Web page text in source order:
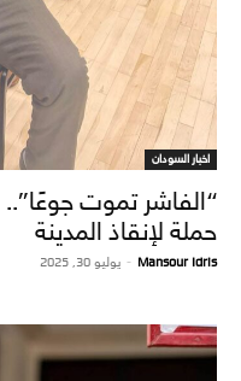
اخبار السودان
“الفاشر تموت
حملة لإنقاذ المدينة
Mansour Idris
- يوليو 30, 2025